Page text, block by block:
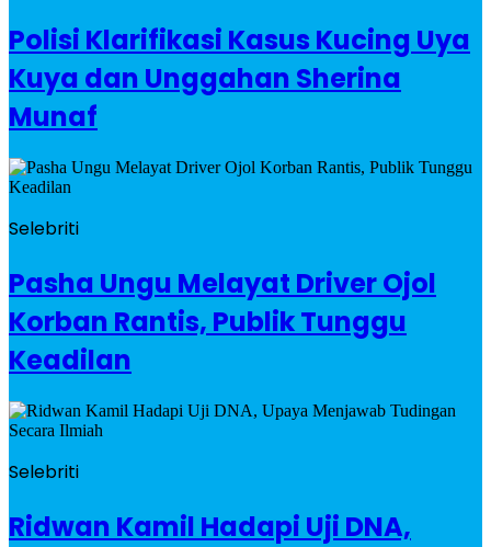
Polisi Klarifikasi Kasus Kucing Uya
Kuya dan Unggahan Sherina
Munaf
Selebriti
Pasha Ungu Melayat Driver Ojol
Korban Rantis, Publik Tunggu
Keadilan
Selebriti
Ridwan Kamil Hadapi Uji DNA,